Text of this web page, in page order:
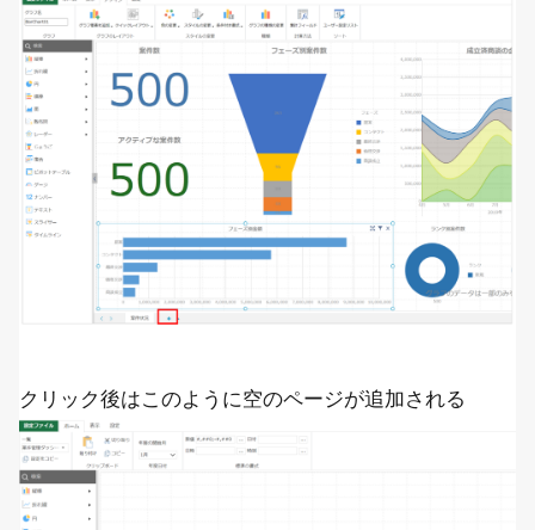
クリック後はこのように空のページが追加される